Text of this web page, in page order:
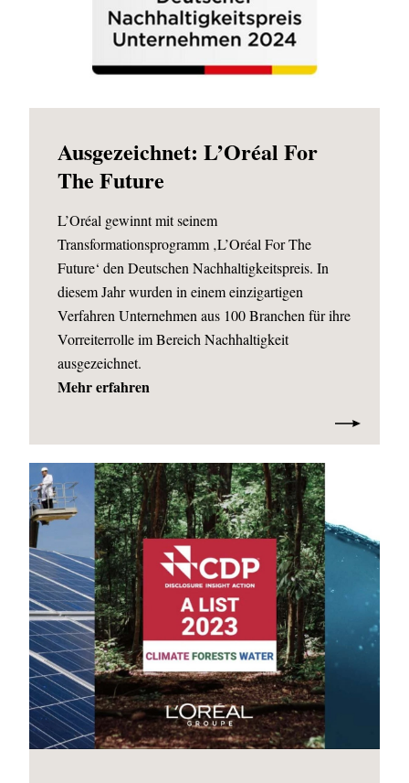
Ausgezeichnet: L’Oréal For
The Future
L’Oréal gewinnt mit seinem
Transformationsprogramm ‚L’Oréal For The
Future‘ den Deutschen Nachhaltigkeitspreis. In
diesem Jahr wurden in einem einzigartigen
Verfahren Unternehmen aus 100 Branchen für ihre
Vorreiterrolle im Bereich Nachhaltigkeit
ausgezeichnet.
Mehr erfahren